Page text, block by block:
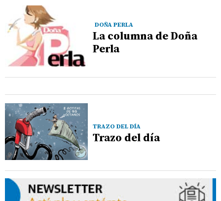
DOÑA PERLA
La columna de Doña
Perla
TRAZO DEL DÍA
Trazo del día